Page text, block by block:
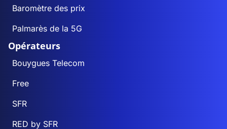
Baromètre des prix
Palmarès de la 5G
Opérateurs
Bouygues Telecom
Free
SFR
RED by SFR